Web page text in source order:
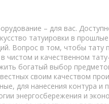
– для вас.
татуировки в
Вопрос в том, чтобы тату
чистом и качественном
богатый выбор
своим качеством
для нанесения контура и
энергосбережения и